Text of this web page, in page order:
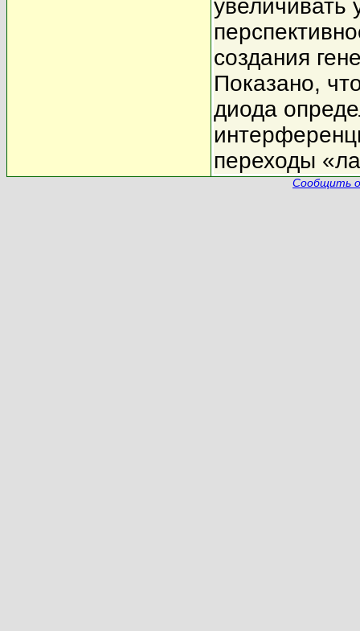
увеличивать
создания
Показано,
диода
переходы
Сообщить о